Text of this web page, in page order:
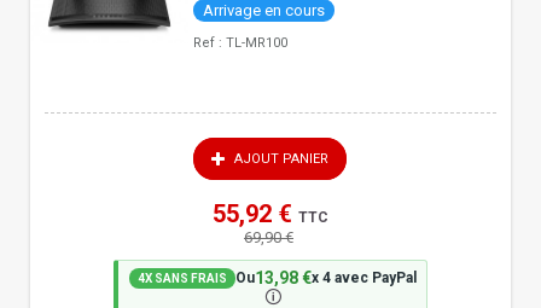
Arrivage en cours
Ref : TL-MR100
AJOUT PANIER
55,92 € TTC
69,90 €
4X SANS FRAIS Ou13,98 €x 4 avec PayPal
🛈